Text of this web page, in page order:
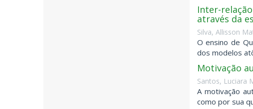
Inter-
através da
Silva, Allisson
O ensino de
dos modelos
Motivação
Santos, Luciara
A motivação
como por sua